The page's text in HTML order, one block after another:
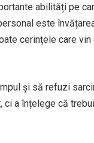
abilități pe
este
cerințele care
și să refuzi
ci a înțelege că